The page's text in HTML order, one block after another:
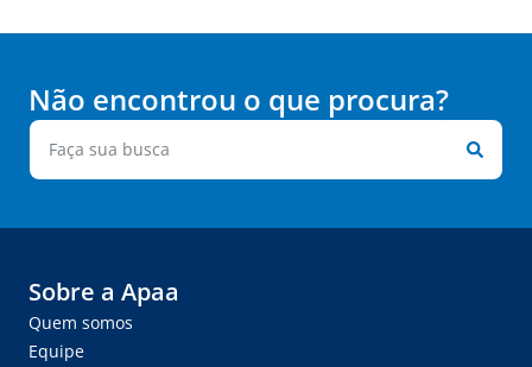
Não encontrou o que procura?
Sobre a Apaa
Quem somos
Equipe